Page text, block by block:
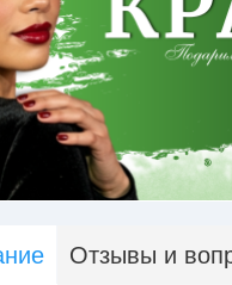
Отзывы и